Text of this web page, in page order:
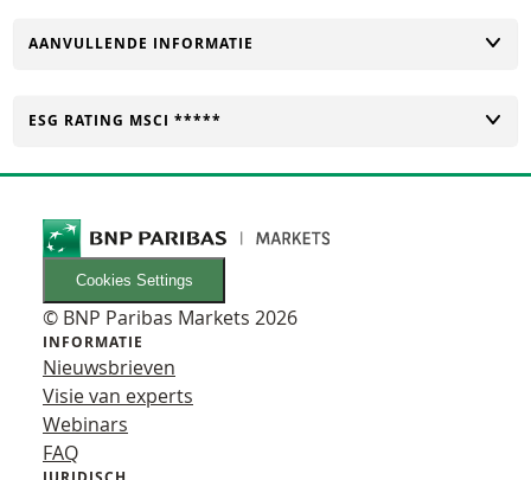
TOGGLE
AANVULLENDE INFORMATIE
TOGGLE
ESG RATING MSCI *****
Cookies Settings
© BNP Paribas Markets 2026
INFORMATIE
Nieuwsbrieven
Visie van experts
Webinars
FAQ